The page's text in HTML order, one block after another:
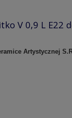
V 0,9 L E22
Artystycznej